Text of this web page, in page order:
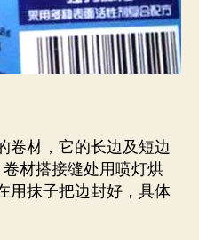
卷材，它的长边及短边
材搭接缝处用喷灯烘
用抹子把边封好，具体